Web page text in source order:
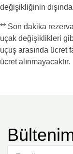
değişikliğinin dışında
** Son dakika
uçak değişiklikleri
uçuş arasında ücret
ücret alınmayacaktır.